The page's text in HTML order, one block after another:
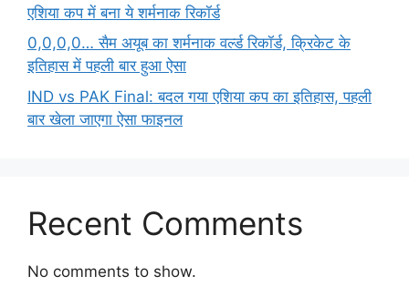
एशिया कप में बना ये शर्मनाक रिकॉर्ड
0,0,0,0… सैम अयूब का शर्मनाक वर्ल्ड रिकॉर्ड, क्रिकेट के
इतिहास में पहली बार हुआ ऐसा
IND vs PAK Final: बदल गया एशिया कप का इतिहास, पहली
बार खेला जाएगा ऐसा फाइनल
Recent Comments
No comments to show.